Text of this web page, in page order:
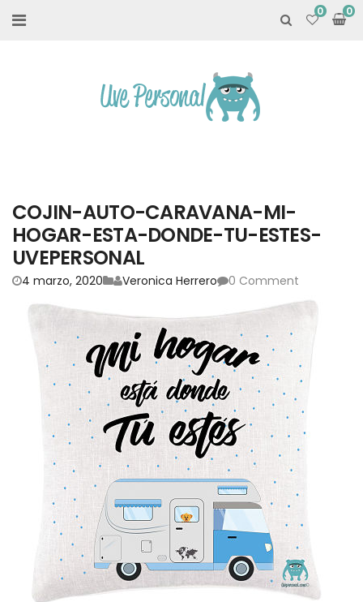
0
COJIN-AUTO-CARAVANA-MI-
HOGAR-ESTA-DONDE-TU-ESTES-
UVEPERSONAL
4 marzo, 2020 Veronica Herrero 0 Comment